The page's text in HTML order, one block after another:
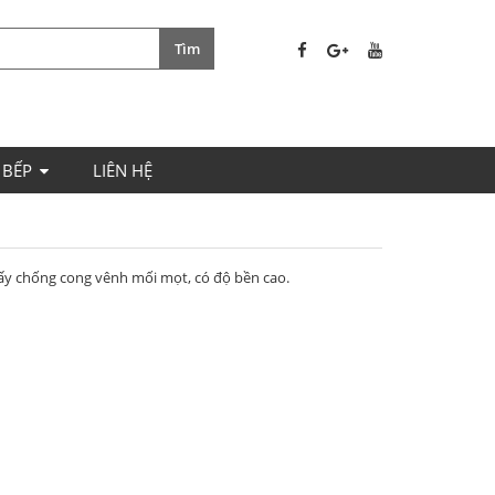
LIÊN HỆ
chống cong vênh mối mọt, có độ bền cao.